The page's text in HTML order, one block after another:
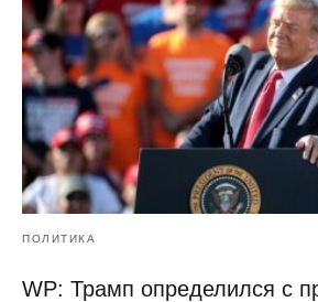
ПОЛИТИКА
WP: Трамп определился с